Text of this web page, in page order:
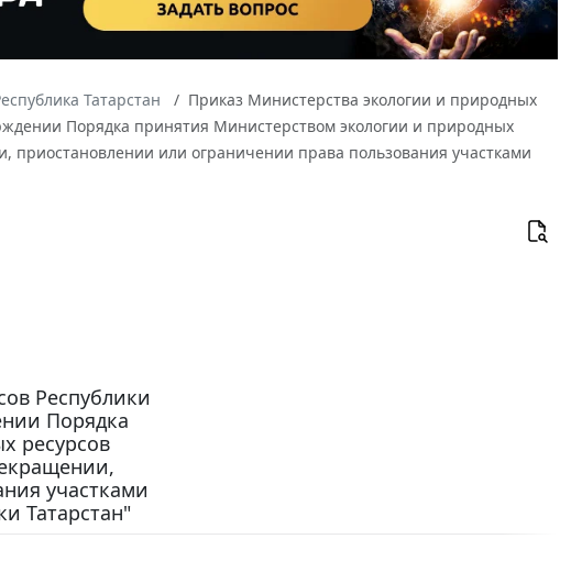
Татарстан
Приказ Министерства экологии и природных
Порядка принятия Министерством экологии и природных
или ограничении права пользования участками
Республики
Порядка
ресурсов
участками
Татарстан"